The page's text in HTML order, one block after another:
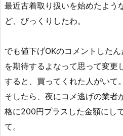
最近古着取り扱いを始めたよう
ど、びっくりしたわ。
でも値下げOKのコメントした
を期待するよなって思って変更
すると、買ってくれた人がいて。
そしたら、夜にコメ逃げの業者
格に200円プラスした金額にし
て。